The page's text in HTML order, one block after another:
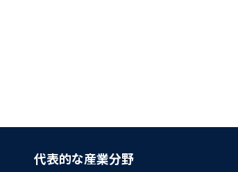
代表的な産業分野